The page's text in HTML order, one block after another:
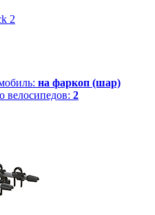
2
на фаркоп (шар)
велосипедов: 2